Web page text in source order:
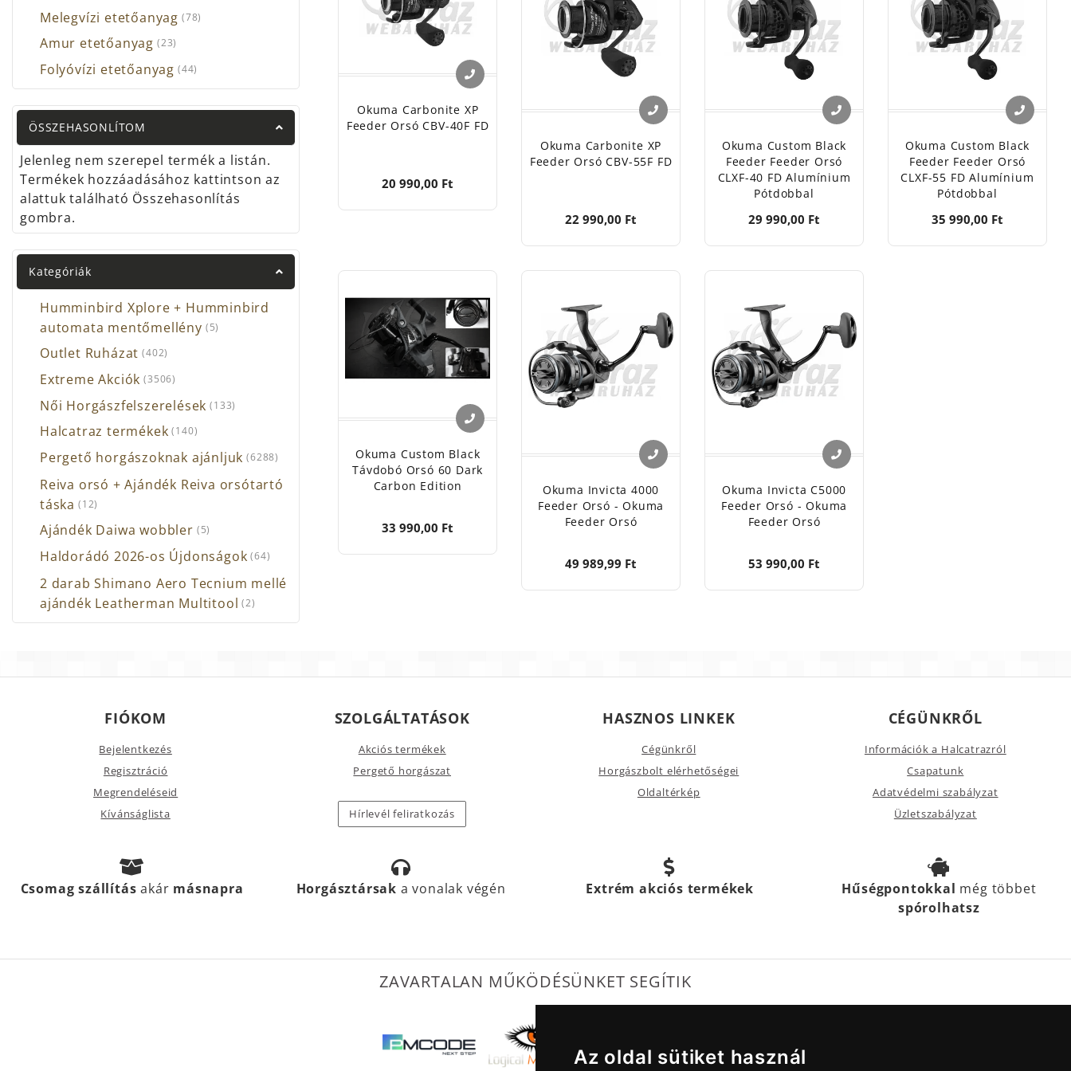
Az oldal sütiket használ
Melegvízi etetőanyag (78)
Amur etetőanyag (23)
Folyóvízi etetőanyag (44)
ÖSSZEHASONLÍTOM
Jelenleg nem szerepel termék a listán.
Termékek hozzáadásához kattintson az
alattuk található Összehasonlítás
gombra.
Kategóriák
Humminbird Xplore + Humminbird
automata mentőmellény (5)
Outlet Ruházat (402)
Extreme Akciók (3506)
Női Horgászfelszerelések (133)
Halcatraz termékek (140)
Pergető horgászoknak ajánljuk (6288)
Reiva orsó + Ajándék Reiva orsótartó
táska (12)
Ajándék Daiwa wobbler (5)
Haldorádó 2026-os Újdonságok (64)
2 darab Shimano Aero Tecnium mellé
ajándék Leatherman Multitool (2)
Nedves törlőkendővel tisztítsa!
Kérjük ne szedje szét hiba esetén!
Meghibásodás, hiba esetén a karbantartást, javítást bízza szakszervizre!
Az horgász orsó felkapókarját minden esetben kézzel váltsa át!
A horgász orsó zsinórtárolásra használható, nem erőátvitelre!
Okuma Carbonite XP
Feeder Orsó CBV-40F FD
20 990,00 Ft
Okuma Carbonite XP
Feeder Orsó CBV-55F FD
22 990,00 Ft
Okuma Custom Black
Feeder Feeder Orsó
CLXF-40 FD Alumínium
Pótdobbal
29 990,00 Ft
Okuma Custom Black
Feeder Feeder Orsó
CLXF-55 FD Alumínium
Pótdobbal
35 990,00 Ft
Okuma Custom Black
Távdobó Orsó 60 Dark
Carbon Edition
33 990,00 Ft
Okuma Invicta 4000
Feeder Orsó - Okuma
Feeder Orsó
49 989,99 Ft
Okuma Invicta C5000
Feeder Orsó - Okuma
Feeder Orsó
53 990,00 Ft
FIÓKOM
Bejelentkezés
Regisztráció
Megrendeléseid
Kívánságlista
SZOLGÁLTATÁSOK
Akciós termékek
Pergető horgászat
Hírlevél feliratkozás
HASZNOS LINKEK
Cégünkről
Horgászbolt elérhetőségei
Oldaltérkép
CÉGÜNKRŐL
Információk a Halcatrazról
Csapatunk
Adatvédelmi szabályzat
Üzletszabályzat
Csomag szállításakár másnapra Horgásztársak a vonalak végén Extrém akciós termékek Hűségpontokkal még többet
spórolhatsz
ZAVARTALAN MŰKÖDÉSÜNKET SEGÍTIK